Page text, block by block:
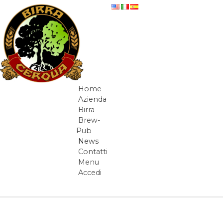
Salta al contenuto
Navigazione
Home
Azienda
Birra
Brew-
Pub
News
Contatti
Menu
Accedi